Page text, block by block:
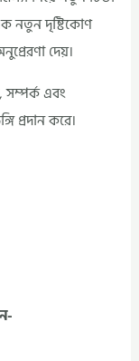
নতুন দৃষ্টিকোণ
দেয়।
এবং
প্রদান করে।